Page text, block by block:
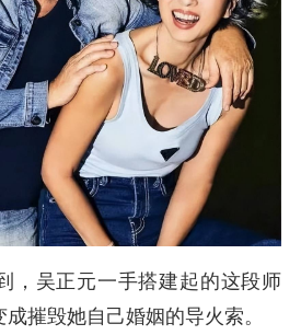
，吴正元一手搭建起的这段师
摧毁她自己婚姻的导火索。